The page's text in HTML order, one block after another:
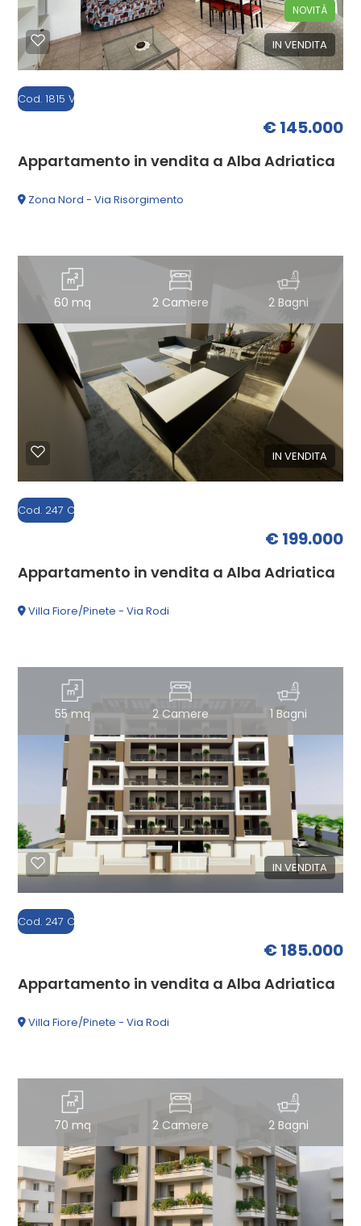
IN VENDITA
NOVITÀ
Cod. 1815 V
€ 145.000
Appartamento in vendita a Alba Adriatica
Zona Nord - Via Risorgimento
60 mq 2 Camere 2 Bagni
IN VENDITA
Cod. 247 C1
€ 199.000
Appartamento in vendita a Alba Adriatica
Villa Fiore/Pinete - Via Rodi
55 mq 2 Camere 1 Bagni
IN VENDITA
Cod. 247 C
€ 185.000
Appartamento in vendita a Alba Adriatica
Villa Fiore/Pinete - Via Rodi
70 mq 2 Camere 2 Bagni